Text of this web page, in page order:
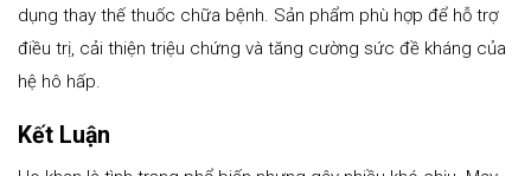
dụng thay thế thuốc chữa bệnh. Sản phẩm phù hợp để hỗ trợ
điều trị, cải thiện triệu chứng và tăng cường sức đề kháng của
hệ hô hấp.
Kết Luận